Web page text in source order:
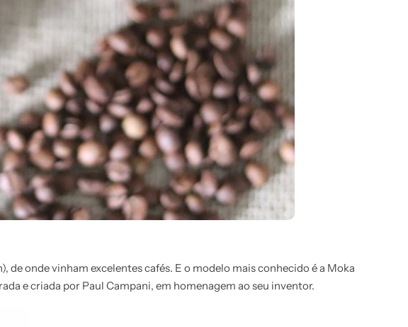
onde vinham excelentes cafés. E o modelo mais conhecido é a Moka
e criada por Paul Campani, em homenagem ao seu inventor.